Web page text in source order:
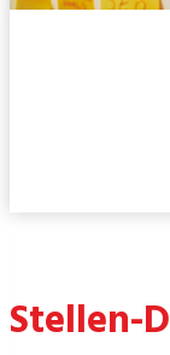
Stellen-